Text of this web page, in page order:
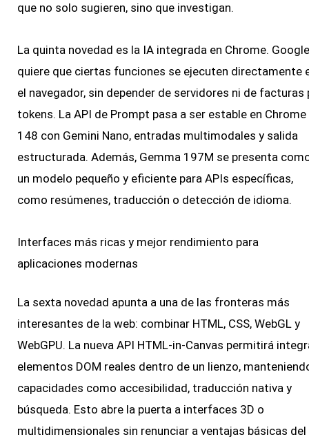
que no solo sugieren, sino que investigan.
La quinta novedad es la IA integrada en Chrome. Google
quiere que ciertas funciones se ejecuten directamente
el navegador, sin depender de servidores ni de facturas
tokens. La API de Prompt pasa a ser estable en Chrome
148 con Gemini Nano, entradas multimodales y salida
estructurada. Además, Gemma 197M se presenta
un modelo pequeño y eficiente para APIs específicas,
como resúmenes, traducción o detección de idioma.
Interfaces más ricas y mejor rendimiento para
aplicaciones modernas
La sexta novedad apunta a una de las fronteras más
interesantes de la web: combinar HTML, CSS, WebGL y
WebGPU. La nueva API HTML-in-Canvas permitirá
elementos DOM reales dentro de un lienzo,
capacidades como accesibilidad, traducción nativa y
búsqueda. Esto abre la puerta a interfaces 3D o
multidimensionales sin renunciar a ventajas básicas del